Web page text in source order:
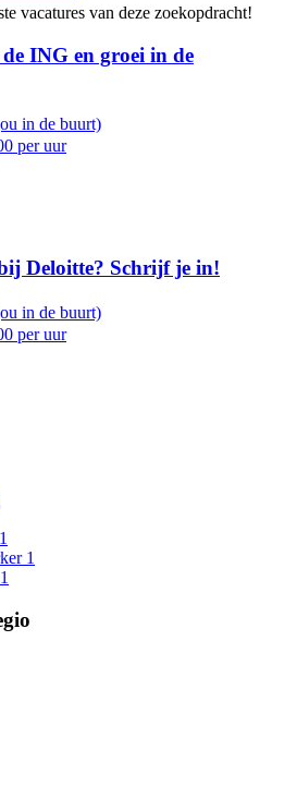
vacatures van deze zoekopdracht!
ING en groei in de
in de buurt)
per uur
Deloitte? Schrijf je in!
in de buurt)
per uur
1
1
1